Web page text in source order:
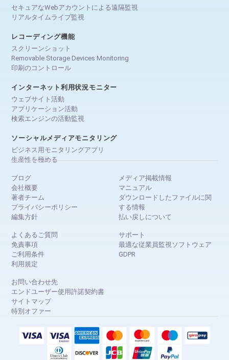
セキュアなWebアカウントによる遠隔監視
リアルタイムライブ監視
レコーディング機能
スクリーンショット
Removable Storage Devices Monitoring
印刷のコントロール
インターネット利用状況モニター
ウェブサイト活動
アプリケーション活動
検索エンジンの活動監視
ソーシャルメディアモニタリング
ビジネス用モニタリングアプリ
生産性を極める
ブログ
会社概要
著者チーム
プライバシーポリシー
編集方針
メディア掲載情報
マニュアル
ダウンロードしたファイルに関
する情報
払い戻しについて
よくあるご質問
免責事項
ご利用条件
利用規定
サポート
最適な従業員監視ソフトウェア
GDPR
お問い合わせ先
エンドユーザー使用許諾契約書
サイトマップ
特別オファー